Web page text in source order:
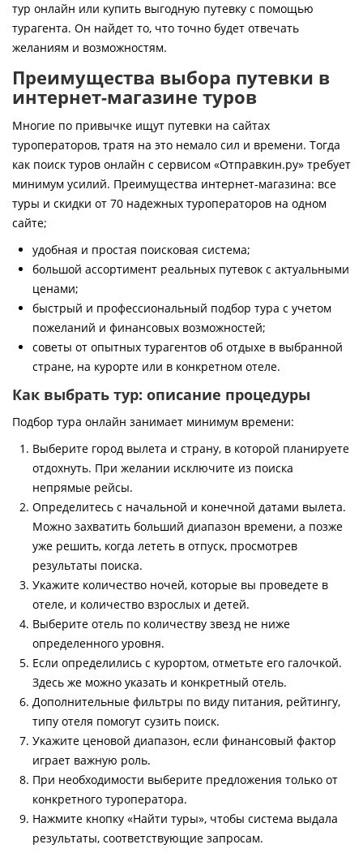
тур онлайн или купить выгодную путевку с помощью
турагента. Он найдет то, что точно будет отвечать
желаниям и возможностям.
Преимущества выбора путевки в
интернет-магазине туров
Многие по привычке ищут путевки на сайтах
туроператоров, тратя на это немало сил и времени. Тогда
как поиск туров онлайн с сервисом «Отправкин.ру» требует
минимум усилий. Преимущества интернет-магазина: все
туры и скидки от 70 надежных туроператоров на одном
сайте;
удобная и простая поисковая система;
большой ассортимент реальных путевок с актуальными
ценами;
быстрый и профессиональный подбор тура с учетом
пожеланий и финансовых возможностей;
советы от опытных турагентов об отдыхе в выбранной
стране, на курорте или в конкретном отеле.
Как выбрать тур: описание процедуры
Подбор тура онлайн занимает минимум времени:
Выберите город вылета и страну, в которой планируете
отдохнуть. При желании исключите из поиска
непрямые рейсы.
Определитесь с начальной и конечной датами вылета.
Можно захватить больший диапазон времени, а позже
уже решить, когда лететь в отпуск, просмотрев
результаты поиска.
Укажите количество ночей, которые вы проведете в
отеле, и количество взрослых и детей.
Выберите отель по количеству звезд не ниже
определенного уровня.
Если определились с курортом, отметьте его галочкой.
Здесь же можно указать и конкретный отель.
Дополнительные фильтры по виду питания, рейтингу,
типу отеля помогут сузить поиск.
Укажите ценовой диапазон, если финансовый фактор
играет важную роль.
При необходимости выберите предложения только от
конкретного туроператора.
Нажмите кнопку «Найти туры», чтобы система выдала
результаты, соответствующие запросам.